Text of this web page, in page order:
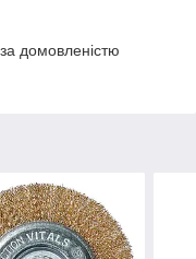
домовленістю